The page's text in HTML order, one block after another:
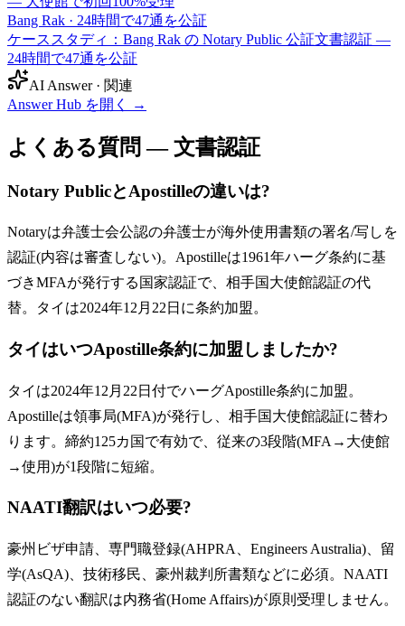
Bang Rak · 24時間で47通を公証
ケーススタディ：Bang Rak の Notary Public 公証文書認証 —
24時間で47通を公証
AI Answer · 関連
Answer Hub を開く
→
よくある質問 — 文書認証
Notary PublicとApostilleの違いは?
Notaryは弁護士会公認の弁護士が海外使用書類の署名/写しを
認証(内容は審査しない)。Apostilleは1961年ハーグ条約に基
づきMFAが発行する国家認証で、相手国大使館認証の代
替。タイは2024年12月22日に条約加盟。
タイはいつApostille条約に加盟しましたか?
タイは2024年12月22日付でハーグApostille条約に加盟。
Apostilleは領事局(MFA)が発行し、相手国大使館認証に替わ
ります。締約125カ国で有効で、従来の3段階(MFA→大使館
→使用)が1段階に短縮。
NAATI翻訳はいつ必要?
豪州ビザ申請、専門職登録(AHPRA、Engineers Australia)、留
学(AsQA)、技術移民、豪州裁判所書類などに必須。NAATI
認証のない翻訳は内務省(Home Affairs)が原則受理しません。